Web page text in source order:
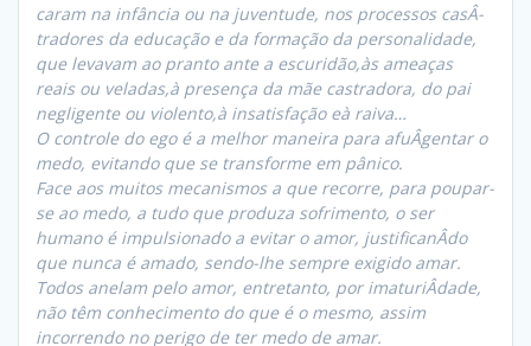
caram na infância ou na juventude, nos processos casÂ­
tradores da educação e da formação da personalidade,
que levavam ao pranto ante a escuridão,às ameaças
reais ou veladas,à presença da mãe castradora, do pai
negligente ou violento,à insatisfação eà raiva…
O controle do ego é a melhor maneira para afuÂ­gentar o
medo, evitando que se transforme em pânico.
Face aos muitos mecanismos a que recorre, para poupar-
se ao medo, a tudo que produza sofrimento, o ser
humano é impulsionado a evitar o amor, justificanÂ­do
que nunca é amado, sendo-lhe sempre exigido amar.
Todos anelam pelo amor, entretanto, por imaturiÂ­dade,
não têm conhecimento do que é o mesmo, assim
incorrendo no perigo de ter medo de amar.